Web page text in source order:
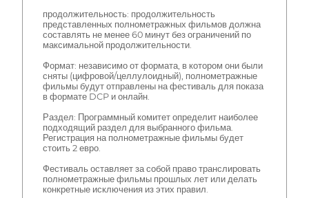
продолжительность: продолжительность
представленных полнометражных фильмов должна
составлять не менее 60 минут без ограничений по
максимальной продолжительности.
Формат: независимо от формата, в котором они были
сняты (цифровой/целлулоидный), полнометражные
фильмы будут отправлены на фестиваль для показа
в формате DCP и онлайн.
Раздел: Программный комитет определит наиболее
подходящий раздел для выбранного фильма.
Регистрация на полнометражные фильмы будет
стоить 2 евро.
Фестиваль оставляет за собой право транслировать
полнометражные фильмы прошлых лет или делать
конкретные исключения из этих правил.